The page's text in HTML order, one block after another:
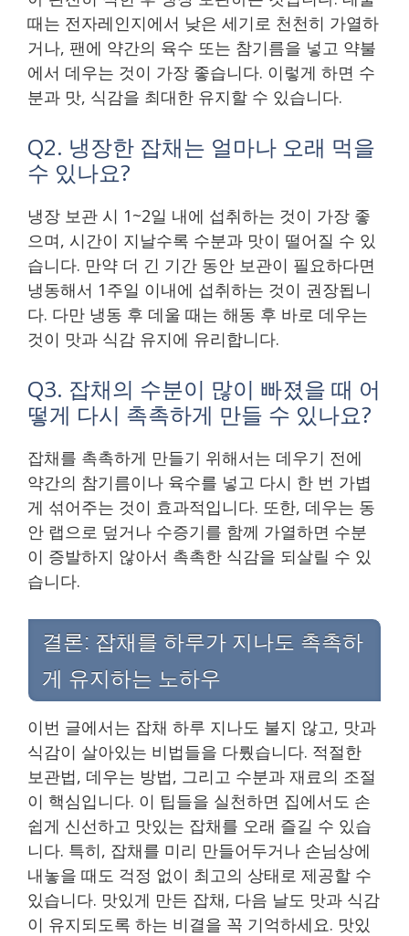
때는 전자레인지에서 낮은 세기로 천천히 가열하
거나, 팬에 약간의 육수 또는 참기름을 넣고 약불
에서 데우는 것이 가장 좋습니다. 이렇게 하면 수
분과 맛, 식감을 최대한 유지할 수 있습니다.
Q2. 냉장한 잡채는 얼마나 오래 먹을
수 있나요?
냉장 보관 시 1~2일 내에 섭취하는 것이 가장 좋
으며, 시간이 지날수록 수분과 맛이 떨어질 수 있
습니다. 만약 더 긴 기간 동안 보관이 필요하다면
냉동해서 1주일 이내에 섭취하는 것이 권장됩니
다. 다만 냉동 후 데울 때는 해동 후 바로 데우는
것이 맛과 식감 유지에 유리합니다.
Q3. 잡채의 수분이 많이 빠졌을 때 어
떻게 다시 촉촉하게 만들 수 있나요?
잡채를 촉촉하게 만들기 위해서는 데우기 전에
약간의 참기름이나 육수를 넣고 다시 한 번 가볍
게 섞어주는 것이 효과적입니다. 또한, 데우는 동
안 랩으로 덮거나 수증기를 함께 가열하면 수분
이 증발하지 않아서 촉촉한 식감을 되살릴 수 있
습니다.
결론: 잡채를 하루가 지나도 촉촉하
게 유지하는 노하우
이번 글에서는 잡채 하루 지나도 불지 않고, 맛과
식감이 살아있는 비법들을 다뤘습니다. 적절한
보관법, 데우는 방법, 그리고 수분과 재료의 조절
이 핵심입니다. 이 팁들을 실천하면 집에서도 손
쉽게 신선하고 맛있는 잡채를 오래 즐길 수 있습
니다. 특히, 잡채를 미리 만들어두거나 손님상에
내놓을 때도 걱정 없이 최고의 상태로 제공할 수
있습니다. 맛있게 만든 잡채, 다음 날도 맛과 식감
이 유지되도록 하는 비결을 꼭 기억하세요. 맛있